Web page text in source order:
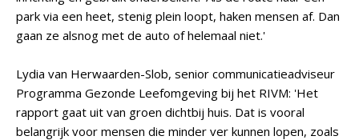
park via een heet, stenig plein loopt, haken mensen af. Dan
gaan ze alsnog met de auto of helemaal niet.'
Lydia van Herwaarden-Slob, senior communicatieadviseur
Programma Gezonde Leefomgeving bij het RIVM: 'Het
rapport gaat uit van groen dichtbij huis. Dat is vooral
belangrijk voor mensen die minder ver kunnen lopen, zoals